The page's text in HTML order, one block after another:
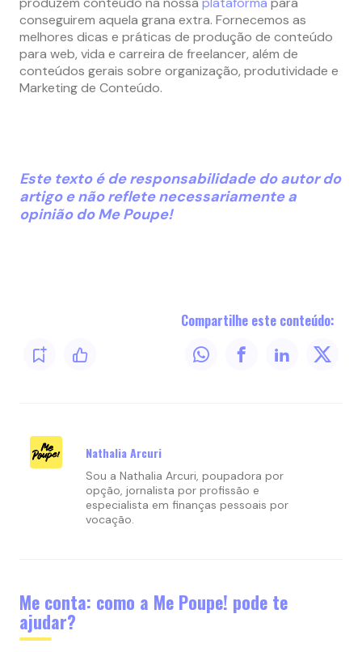
conseguirem aquela grana extra. Fornecemos as
melhores dicas e práticas de produção de conteúdo
para web, vida e carreira de freelancer, além de
conteúdos gerais sobre organização, produtividade e
Marketing de Conteúdo.
Este texto é de responsabilidade do autor do
artigo e não reflete necessariamente a
opinião do Me Poupe!
Compartilhe este conteúdo:
Nathalia Arcuri
Sou a Nathalia Arcuri, poupadora por
opção, jornalista por profissão e
especialista em finanças pessoais por
vocação.
Me conta: como a Me Poupe! pode te
ajudar?